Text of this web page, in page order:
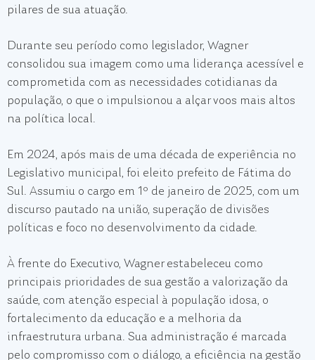
pilares de sua atuação.
Durante seu período como legislador, Wagner
consolidou sua imagem como uma liderança acessível e
comprometida com as necessidades cotidianas da
população, o que o impulsionou a alçar voos mais altos
na política local.
Em 2024, após mais de uma década de experiência no
Legislativo municipal, foi eleito prefeito de Fátima do
Sul. Assumiu o cargo em 1º de janeiro de 2025, com um
discurso pautado na união, superação de divisões
políticas e foco no desenvolvimento da cidade.
À frente do Executivo, Wagner estabeleceu como
principais prioridades de sua gestão a valorização da
saúde, com atenção especial à população idosa, o
fortalecimento da educação e a melhoria da
infraestrutura urbana. Sua administração é marcada
pelo compromisso com o diálogo, a eficiência na gestão